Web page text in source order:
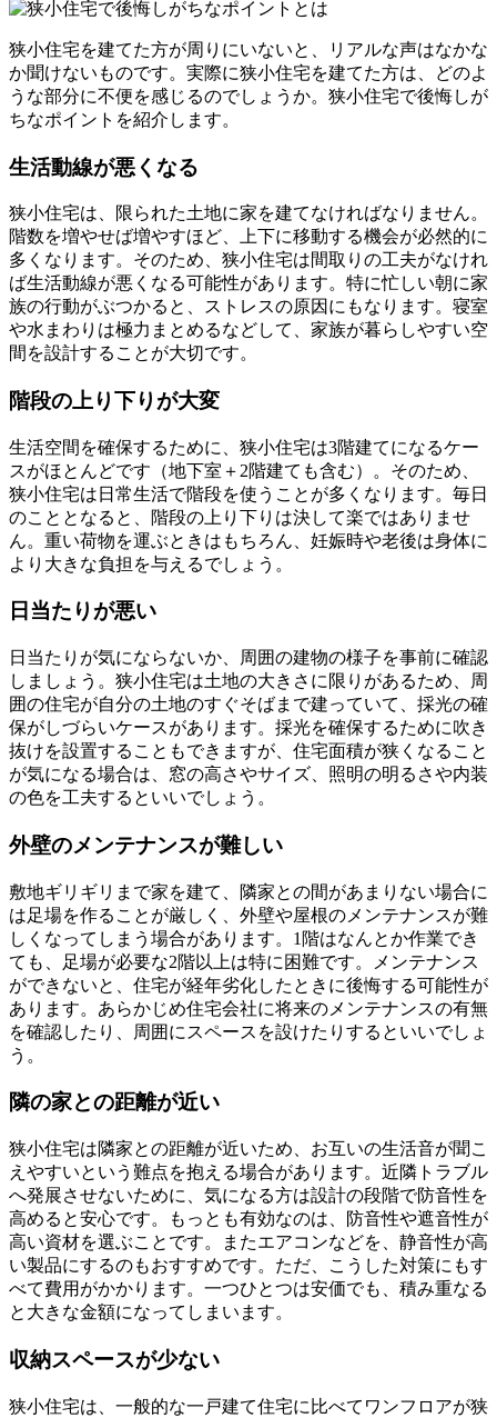
狭小住宅を建てた方が周りにいないと、リアルな声はなかな
か聞けないものです。実際に狭小住宅を建てた方は、どのよ
うな部分に不便を感じるのでしょうか。狭小住宅で後悔しが
ちなポイントを紹介します。
生活動線が悪くなる
狭小住宅は、限られた土地に家を建てなければなりません。
階数を増やせば増やすほど、上下に移動する機会が必然的に
多くなります。そのため、狭小住宅は間取りの工夫がなけれ
ば生活動線が悪くなる可能性があります。特に忙しい朝に家
族の行動がぶつかると、ストレスの原因にもなります。寝室
や水まわりは極力まとめるなどして、家族が暮らしやすい空
間を設計することが大切です。
階段の上り下りが大変
生活空間を確保するために、狭小住宅は3階建てになるケー
スがほとんどです（地下室＋2階建ても含む）。そのため、
狭小住宅は日常生活で階段を使うことが多くなります。毎日
のこととなると、階段の上り下りは決して楽ではありませ
ん。重い荷物を運ぶときはもちろん、妊娠時や老後は身体に
より大きな負担を与えるでしょう。
日当たりが悪い
日当たりが気にならないか、周囲の建物の様子を事前に確認
しましょう。狭小住宅は土地の大きさに限りがあるため、周
囲の住宅が自分の土地のすぐそばまで建っていて、採光の確
保がしづらいケースがあります。採光を確保するために吹き
抜けを設置することもできますが、住宅面積が狭くなること
が気になる場合は、窓の高さやサイズ、照明の明るさや内装
の色を工夫するといいでしょう。
外壁のメンテナンスが難しい
敷地ギリギリまで家を建て、隣家との間があまりない場合に
は足場を作ることが厳しく、外壁や屋根のメンテナンスが難
しくなってしまう場合があります。1階はなんとか作業でき
ても、足場が必要な2階以上は特に困難です。メンテナンス
ができないと、住宅が経年劣化したときに後悔する可能性が
あります。あらかじめ住宅会社に将来のメンテナンスの有無
を確認したり、周囲にスペースを設けたりするといいでしょ
う。
隣の家との距離が近い
狭小住宅は隣家との距離が近いため、お互いの生活音が聞こ
えやすいという難点を抱える場合があります。近隣トラブル
へ発展させないために、気になる方は設計の段階で防音性を
高めると安心です。もっとも有効なのは、防音性や遮音性が
高い資材を選ぶことです。またエアコンなどを、静音性が高
い製品にするのもおすすめです。ただ、こうした対策にもす
べて費用がかかります。一つひとつは安価でも、積み重なる
と大きな金額になってしまいます。
収納スペースが少ない
狭小住宅は、一般的な一戸建て住宅に比べてワンフロアが狭